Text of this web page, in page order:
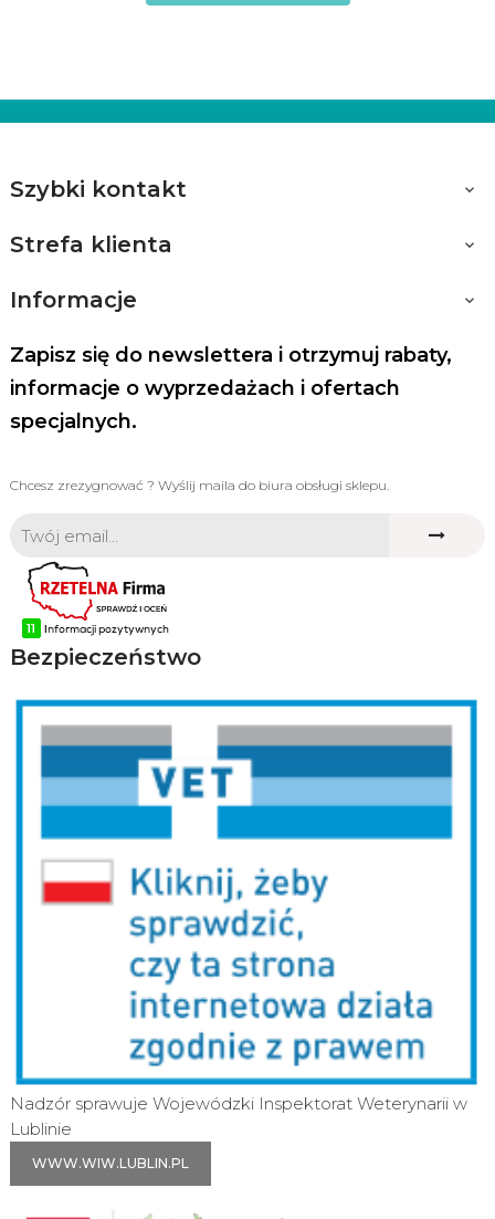
Szybki kontakt 
Strefa klienta 
Informacje 
Zapisz się do newslettera i otrzymuj rabaty,
informacje o wyprzedażach i ofertach
specjalnych.
Chcesz zrezygnować ? Wyślij maila do biura obsługi sklepu.
Bezpieczeństwo
Nadzór sprawuje Wojewódzki Inspektorat Weterynarii w
Lublinie
WWW.WIW.LUBLIN.PL